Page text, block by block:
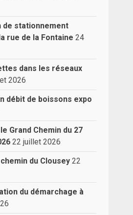
de stationnement
rue de la Fontaine 24
dans les réseaux
2026
débit de boissons expo
Grand Chemin du 27
22 juillet 2026
du Clousey 22
du démarchage à